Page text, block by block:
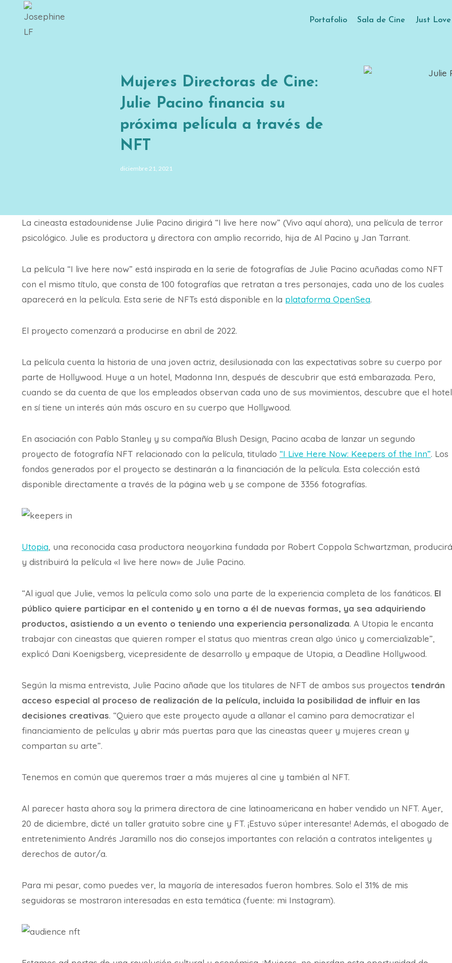
contenido
Portafolio Sala de Cine Just
Mujeres Directoras de Cine:
Julie Pacino financia su
próxima película a través de
NFT
diciembre 21, 2021
La cineasta estadounidense Julie Pacino dirigirá “I live here now” (Vivo aquí ahora), una película de terror
psicológico. Julie es productora y directora con amplio recorrido, hija de Al Pacino y Jan Tarrant.
La película “I live here now” está inspirada en la serie de fotografías de Julie Pacino acuñadas como NFT
con el mismo título, que consta de 100 fotografías que retratan a tres personajes, cada uno de los cuales
aparecerá en la película. Esta serie de NFTs está disponible en la plataforma OpenSea.
El proyecto comenzará a producirse en abril de 2022.
La película cuenta la historia de una joven actriz, desilusionada con las expectativas sobre su cuerpo por
parte de Hollywood. Huye a un hotel, Madonna Inn, después de descubrir que está embarazada. Pero,
cuando se da cuenta de que los empleados observan cada uno de sus movimientos, descubre que el hotel
en sí tiene un interés aún más oscuro en su cuerpo que Hollywood.
En asociación con Pablo Stanley y su compañía Blush Design, Pacino acaba de lanzar un segundo
proyecto de fotografía NFT relacionado con la película, titulado “I Live Here Now: Keepers of the Inn”. Los
fondos generados por el proyecto se destinarán a la financiación de la película. Esta colección está
disponible directamente a través de la página web y se compone de 3356 fotografías.
Utopia, una reconocida casa productora neoyorkina fundada por Robert Coppola Schwartzman, producirá
y distribuirá la película «I live here now» de Julie Pacino.
“Al igual que Julie, vemos la película como solo una parte de la experiencia completa de los fanáticos. El
público quiere participar en el contenido y en torno a él de nuevas formas, ya sea adquiriendo
productos, asistiendo a un evento o teniendo una experiencia personalizada. A Utopia le encanta
trabajar con cineastas que quieren romper el status quo mientras crean algo único y comercializable”,
explicó Dani Koenigsberg, vicepresidente de desarrollo y empaque de Utopia, a Deadline Hollywood.
Según la misma entrevista, Julie Pacino añade que los titulares de NFT de ambos sus proyectos tendrán
acceso especial al proceso de realización de la película, incluida la posibilidad de influir en las
decisiones creativas. “Quiero que este proyecto ayude a allanar el camino para democratizar el
financiamiento de películas y abrir más puertas para que las cineastas queer y mujeres crean y
compartan su arte”.
Tenemos en común que queremos traer a más mujeres al cine y también al NFT.
Al parecer hasta ahora soy la primera directora de cine latinoamericana en haber vendido un NFT. Ayer,
20 de diciembre, dicté un taller gratuito sobre cine y FT. ¡Estuvo súper interesante! Además, el abogado de
entretenimiento Andrés Jaramillo nos dio consejos importantes con relación a contratos inteligentes y
derechos de autor/a.
Para mi pesar, como puedes ver, la mayoría de interesados fueron hombres. Solo el 31% de mis
seguidoras se mostraron interesadas en esta temática (fuente: mi Instagram).